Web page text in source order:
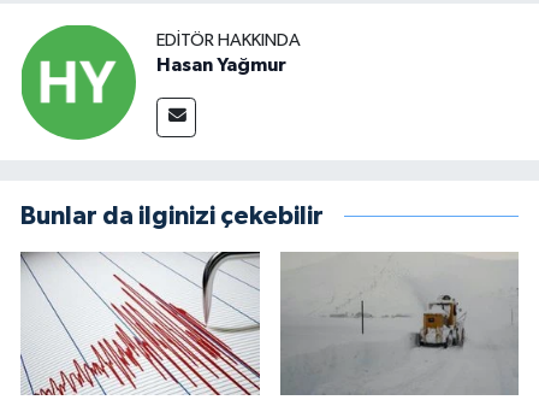
EDITÖR HAKKINDA
Hasan Yağmur
Bunlar da ilginizi çekebilir